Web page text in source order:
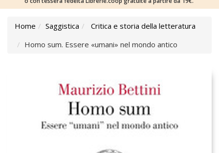
Home Saggistica
Critica e storia della letteratura
Homo sum. Essere «umani» nel mondo antico